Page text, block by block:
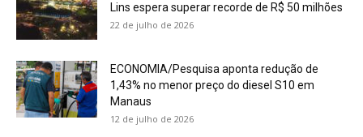
Lins espera superar recorde de R$ 50 milhões
22 de julho de 2026
ECONOMIA/Pesquisa aponta redução de
1,43% no menor preço do diesel S10 em
Manaus
12 de julho de 2026